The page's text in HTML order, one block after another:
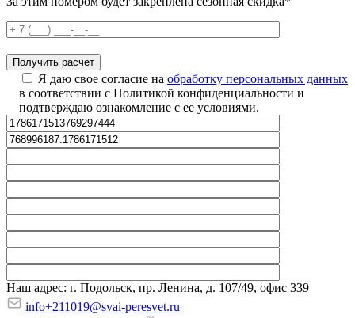
Я даю свое согласие на обработку персональных данных
в соответствии с Политикой конфиденциальности и
подтверждаю ознакомление с ее условиями.
Наш адрес: г. Подольск, пр. Ленина, д. 107/49, офис 339
info+211019@svai-peresvet.ru